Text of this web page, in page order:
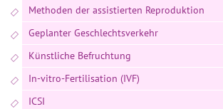
Methoden der assistierten Reproduktion
Geplanter Geschlechtsverkehr
Künstliche Befruchtung
In-vitro-Fertilisation (IVF)
ICSI